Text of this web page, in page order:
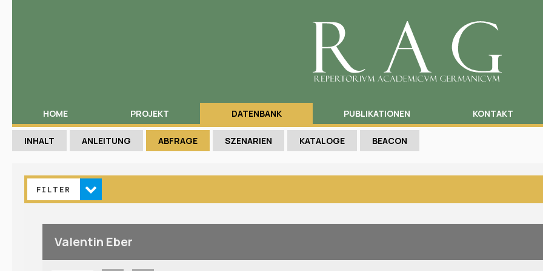
HOME PROJEKT DATENBANK PUBLIKATIONEN KONTAKT
INHALT ANLEITUNG ABFRAGE SZENARIEN KATALOGE BEACON